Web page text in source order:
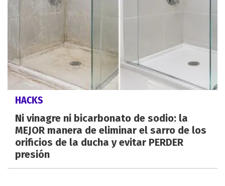
HACKS
Ni vinagre ni bicarbonato de sodio: la
MEJOR manera de eliminar el sarro de los
orificios de la ducha y evitar PERDER
presión